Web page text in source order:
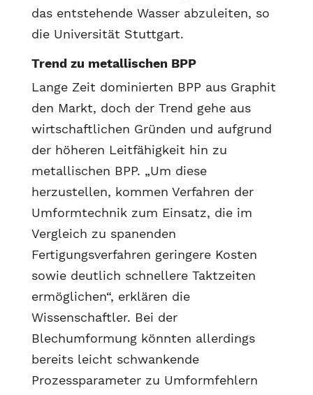
das entstehende Wasser abzuleiten, so
die Universität Stuttgart.
Trend zu metallischen BPP
Lange Zeit dominierten BPP aus Graphit
den Markt, doch der Trend gehe aus
wirtschaftlichen Gründen und aufgrund
der höheren Leitfähigkeit hin zu
metallischen BPP. „Um diese
herzustellen, kommen Verfahren der
Umformtechnik zum Einsatz, die im
Vergleich zu spanenden
Fertigungsverfahren geringere Kosten
sowie deutlich schnellere Taktzeiten
ermöglichen“, erklären die
Wissenschaftler. Bei der
Blechumformung könnten allerdings
bereits leicht schwankende
Prozessparameter zu Umformfehlern